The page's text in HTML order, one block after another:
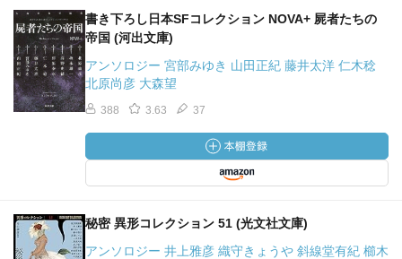
書き下ろし日本SFコレクション NOVA+ 屍者たちの
帝国 (河出文庫)
アンソロジー 宮部みゆき 山田正紀 藤井太洋 仁木稔
北原尚彦 大森望
388 3.63 37
秘密 異形コレクション 51 (光文社文庫)
アンソロジー 井上雅彦 織守きょうや 斜線堂有紀 櫛木